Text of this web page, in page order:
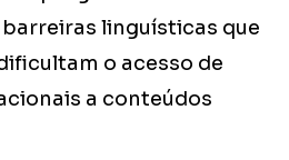
linguísticas que
o acesso de
a conteúdos